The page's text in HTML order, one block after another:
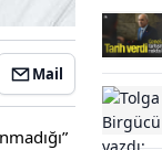
Mail